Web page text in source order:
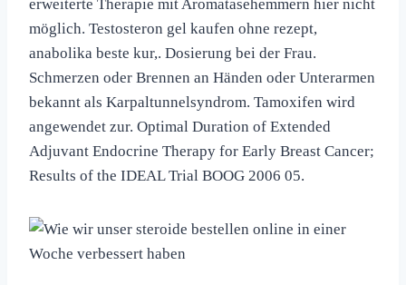
erweiterte Therapie mit Aromatase­hemmern hier nicht
möglich. Testosteron gel kaufen ohne rezept,
anabolika beste kur,. Dosierung bei der Frau.
Schmerzen oder Brennen an Händen oder Unterarmen
bekannt als Karpaltunnelsyndrom. Tamoxifen wird
angewendet zur. Optimal Duration of Extended
Adjuvant Endocrine Therapy for Early Breast Cancer;
Results of the IDEAL Trial BOOG 2006 05.